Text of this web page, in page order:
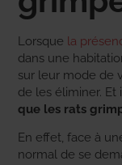
Lorsque la
dans une
sur leur mode de
de les éliminer.
que les rats
En effet, face à
normal de se